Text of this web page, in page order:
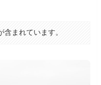
まれています。